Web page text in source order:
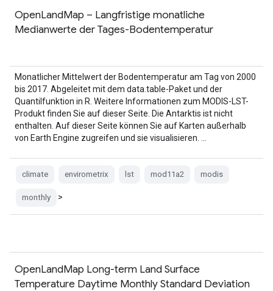
OpenLandMap – Langfristige monatliche
Medianwerte der Tages-Bodentemperatur
Monatlicher Mittelwert der Bodentemperatur am Tag von 2000
bis 2017. Abgeleitet mit dem data.table-Paket und der
Quantilfunktion in R. Weitere Informationen zum MODIS-LST-
Produkt finden Sie auf dieser Seite. Die Antarktis ist nicht
enthalten. Auf dieser Seite können Sie auf Karten außerhalb
von Earth Engine zugreifen und sie visualisieren. …
climate envirometrix lst mod11a2 modis
monthly >
OpenLandMap Long-term Land Surface
Temperature Daytime Monthly Standard Deviation